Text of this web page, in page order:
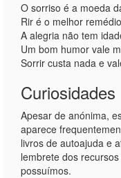
O sorriso é a moeda
Rir é o melhor
A alegria não tem
Um bom humor vale
Sorrir custa nada e
Curiosidades
Apesar de anónima,
aparece
livros de autoajuda e
lembrete dos
possuímos.